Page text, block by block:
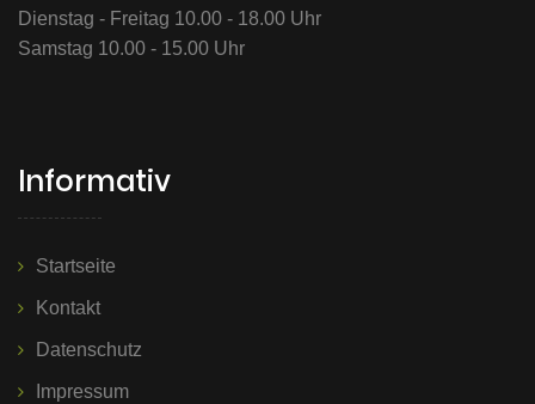
Dienstag - Freitag 10.00 - 18.00 Uhr
Samstag 10.00 - 15.00 Uhr
Informativ
Startseite
Kontakt
Datenschutz
Impressum